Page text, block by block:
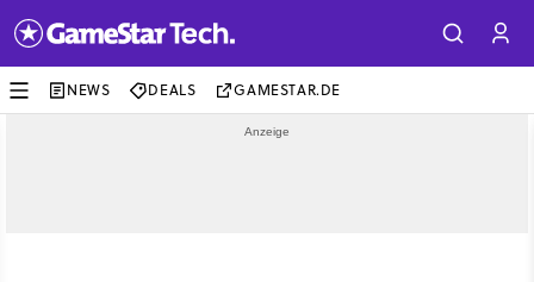
NEWS DEALS GAMESTAR.DE